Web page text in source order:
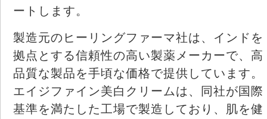
ートします。
製造元のヒーリングファーマ社は、インドを
拠点とする信頼性の高い製薬メーカーで、高
品質な製品を手頃な価格で提供しています。
エイジファイン美白クリームは、同社が国際
基準を満たした工場で製造しており、肌を健